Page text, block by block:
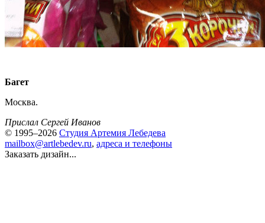
Багет
Москва.
Прислал Сергей Иванов
© 1995–2026 Студия Артемия Лебедева
mailbox@artlebedev.ru, адреса и телефоны
Заказать дизайн...